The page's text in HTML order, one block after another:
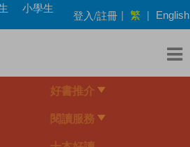
小學生
登入/註冊 | 繁 | English
好書推介
閱讀服務